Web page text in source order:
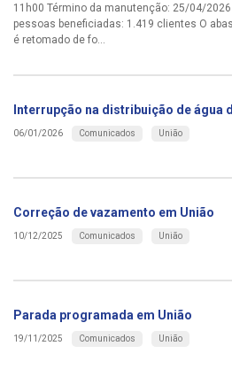
11h00 Término da manutenção: 25/04/
pessoas beneficiadas: 1.419 clientes O
é retomado de fo...
Interrupção na distribuição de água
06/01/2026 Comunicados União
Correção de vazamento em União
10/12/2025 Comunicados União
Parada programada em União
19/11/2025 Comunicados União